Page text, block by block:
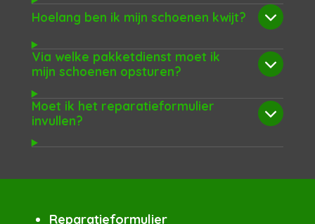
Hoelang ben ik mijn schoenen kwijt?
Via welke pakketdienst moet ik
mijn schoenen opsturen?
Moet ik het reparatieformulier
invullen?
Reparatieformulier